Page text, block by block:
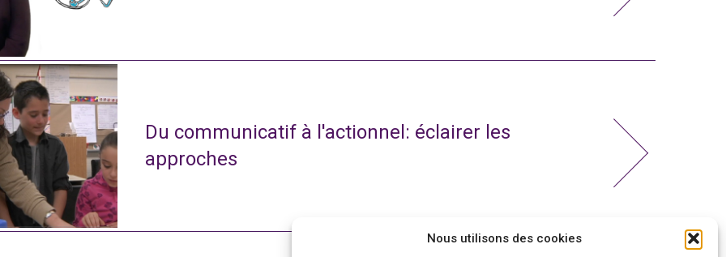
Nous utilisons des cookies
Du communicatif à l'actionnel: éclairer les
approches